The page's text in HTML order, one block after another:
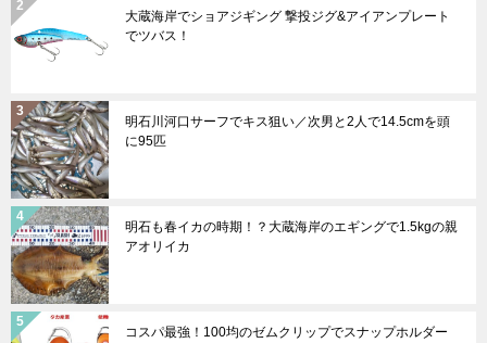
大蔵海岸でショアジギング 撃投ジグ&アイアンプレート
でツバス！
明石川河口サーフでキス狙い／次男と2人で14.5cmを頭
に95匹
明石も春イカの時期！？大蔵海岸のエギングで1.5kgの親
アオリイカ
コスパ最強！100均のゼムクリップでスナップホルダー